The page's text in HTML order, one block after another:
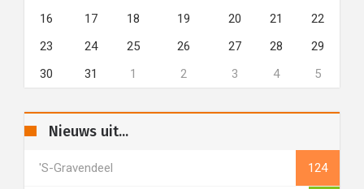
16
17 18 19 20 21
22
23
24 25 26 27 28
29
30
31 1 2 3 4 5
Nieuws uit...
's-Gravendeel 124